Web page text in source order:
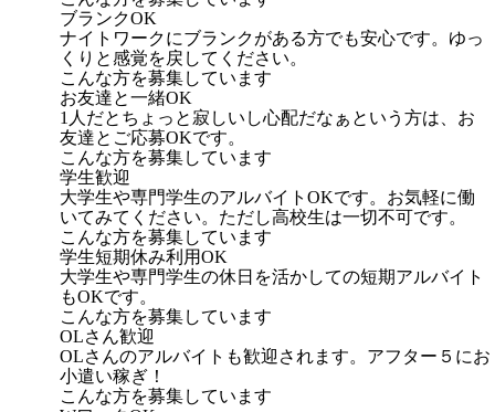
ブランクOK
ナイトワークにブランクがある方でも安心です。ゆっ
くりと感覚を戻してください。
こんな方を募集しています
お友達と一緒OK
1人だとちょっと寂しいし心配だなぁという方は、お
友達とご応募OKです。
こんな方を募集しています
学生歓迎
大学生や専門学生のアルバイトOKです。お気軽に働
いてみてください。ただし高校生は一切不可です。
こんな方を募集しています
学生短期休み利用OK
大学生や専門学生の休日を活かしての短期アルバイト
もOKです。
こんな方を募集しています
OLさん歓迎
OLさんのアルバイトも歓迎されます。アフター５にお
小遣い稼ぎ！
こんな方を募集しています